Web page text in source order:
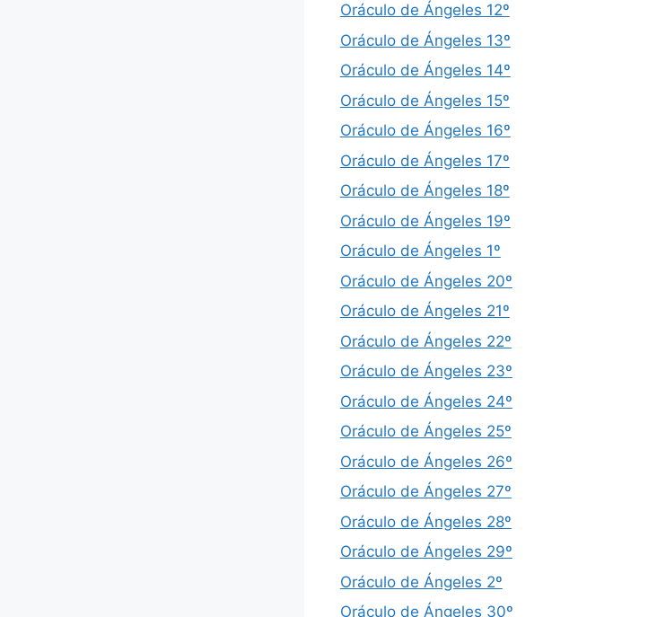
Oráculo de Ángeles 12º
Oráculo de Ángeles 13º
Oráculo de Ángeles 14º
Oráculo de Ángeles 15º
Oráculo de Ángeles 16º
Oráculo de Ángeles 17º
Oráculo de Ángeles 18º
Oráculo de Ángeles 19º
Oráculo de Ángeles 1º
Oráculo de Ángeles 20º
Oráculo de Ángeles 21º
Oráculo de Ángeles 22º
Oráculo de Ángeles 23º
Oráculo de Ángeles 24º
Oráculo de Ángeles 25º
Oráculo de Ángeles 26º
Oráculo de Ángeles 27º
Oráculo de Ángeles 28º
Oráculo de Ángeles 29º
Oráculo de Ángeles 2º
Oráculo de Ángeles 30º